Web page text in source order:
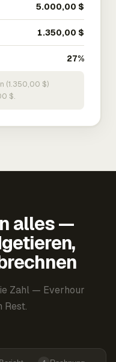
5.000,00 $
1.350,00 $
27%
(1.350,00 $)
$.
alles —
Zahl — Everhour
Rest.